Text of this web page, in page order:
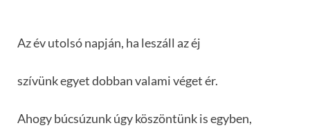
Az év utolsó napján, ha leszáll az éj
szívünk egyet dobban valami véget ér.
Ahogy búcsúzunk úgy köszöntünk is egyben,